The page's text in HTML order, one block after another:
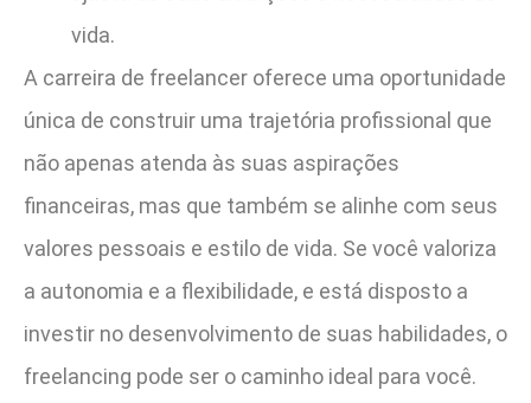
vida.
A carreira de freelancer oferece uma oportunidade
única de construir uma trajetória profissional que
não apenas atenda às suas aspirações
financeiras, mas que também se alinhe com seus
valores pessoais e estilo de vida. Se você valoriza
a autonomia e a flexibilidade, e está disposto a
investir no desenvolvimento de suas habilidades, o
freelancing pode ser o caminho ideal para você.